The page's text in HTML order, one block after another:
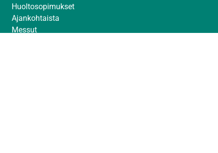
Huoltosopimukset
Ajankohtaista
Messut